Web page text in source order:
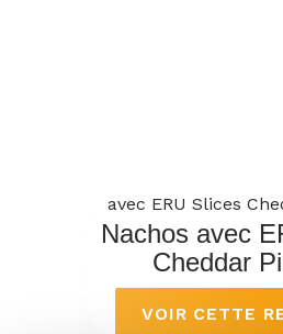
avec ERU Slices
Nachos avec
Cheddar
VOIR CETTE